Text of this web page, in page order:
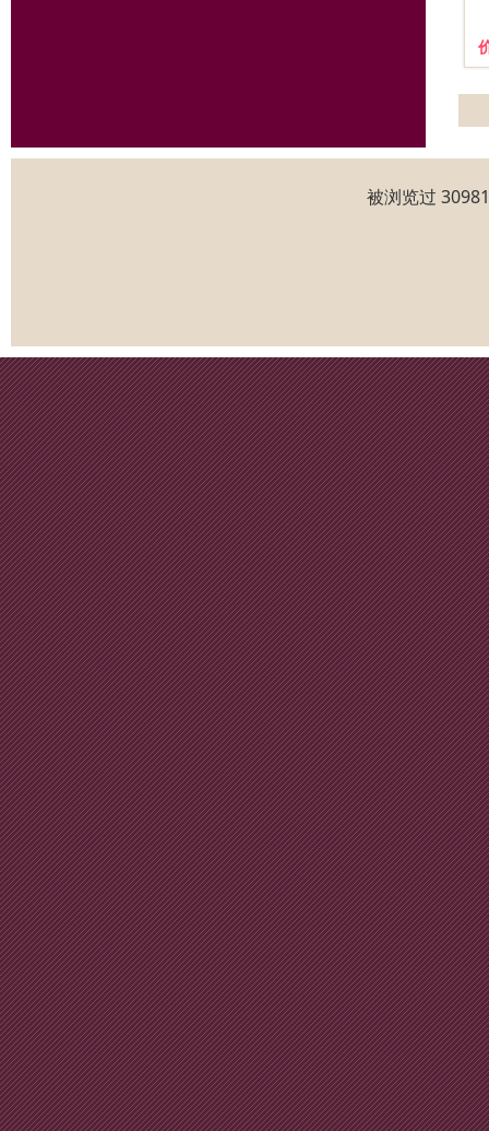
被浏览过